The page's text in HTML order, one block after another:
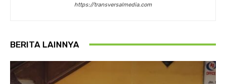
https://transversalmedia.com
BERITA LAINNYA